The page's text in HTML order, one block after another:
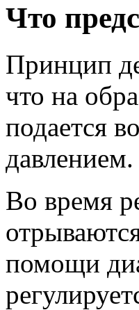
Что
Принцип
что на
подается
давлением.
Во время
помощи